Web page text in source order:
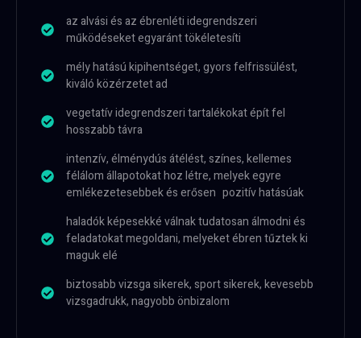
az alvási és az ébrenléti idegrendszeri
működéseket egyaránt tökéletesíti
mély hatású kipihentséget, gyors felfrissülést,
kiváló közérzetet ad
vegetatív idegrendszeri tartalékokat épít fel
hosszabb távra
intenzív, élménydús átélést, színes, kellemes
félálom állapotokat hoz létre, melyek egyre
emlékezetesebbek és erősen pozitív hatásúak
haladók képesekké válnak tudatosan álmodni és
feladatokat megoldani, melyeket ébren tűztek ki
maguk elé
biztosabb vizsga sikerek, sport sikerek, kevesebb
vizsgadrukk, nagyobb önbizalom